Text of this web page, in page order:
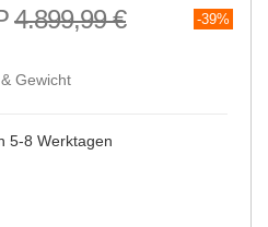
4.899,99 € 39%
Gewicht
5-8 Werktagen